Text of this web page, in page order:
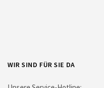
WIR SIND FÜR SIE DA